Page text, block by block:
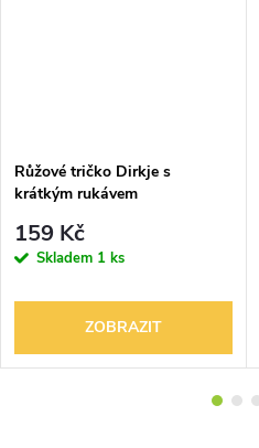
Růžové tričko Dirkje s
krátkým rukávem
159 Kč
Skladem 1 ks
ZOBRAZIT